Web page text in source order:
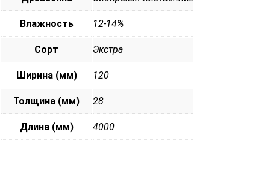
Влажность 12-14%
Сорт Экстра
Ширина (мм) 120
Толщина (мм) 28
Длина (мм) 4000